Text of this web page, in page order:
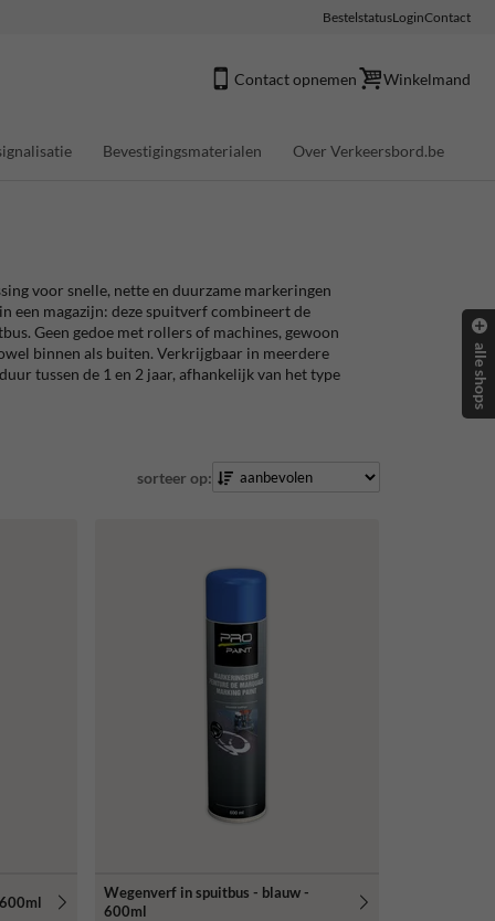
BestelstatusLoginContact
Contact opnemen Winkelmand
Bevestigingsmaterialen Over Verkeersbord.be
voor snelle, nette en duurzame markeringen
een magazijn: deze spuitverf combineert de
Geen gedoe met rollers of machines, gewoon
binnen als buiten. Verkrijgbaar in meerdere
tussen de 1 en 2 jaar, afhankelijk van het type
sorteer op:
Wegenverf in spuitbus - blauw -
600ml
alle shops